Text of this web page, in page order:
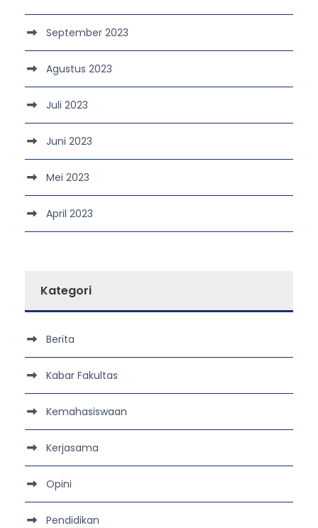
September 2023
Agustus 2023
Juli 2023
Juni 2023
Mei 2023
April 2023
Kategori
Berita
Kabar Fakultas
Kemahasiswaan
Kerjasama
Opini
Pendidikan